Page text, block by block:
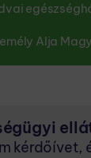
Alja
kérdőívet,